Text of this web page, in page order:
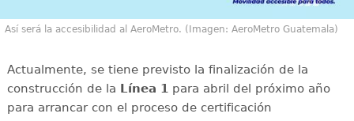
Así será la accesibilidad al AeroMetro. (Imagen: AeroMetro Guatemala)
Actualmente, se tiene previsto la finalización de la
construcción de la Línea 1para abril del próximo año
para arrancar con el proceso de certificación